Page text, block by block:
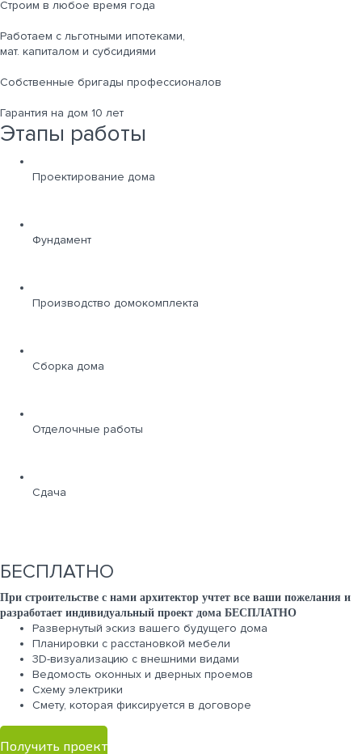
Строим в любое время года
Работаем с льготными ипотеками,
мат. капиталом и субсидиями
Собственные бригады профессионалов
Гарантия на дом 10 лет
Этапы работы
Проектирование дома
Фундамент
Производство домокомплекта
Сборка дома
Отделочные работы
Сдача
БЕСПЛАТНО
При строительстве с нами архитектор учтет все ваши пожелания и
разработает индивидуальный проект дома БЕСПЛАТНО
Развернутый эскиз вашего будущего дома
Планировки с расстановкой мебели
3D-визуализацию с внешними видами
Ведомость оконных и дверных проемов
Cхему электрики
Cмету, которая фиксируется в договоре
Получить проект